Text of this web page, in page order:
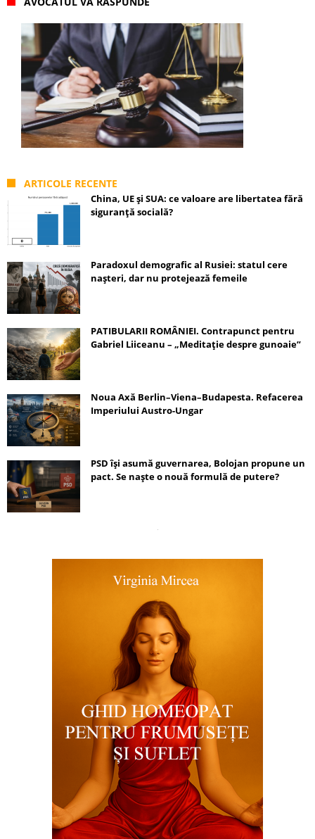
ARTICOLE RECENTE
China, UE și SUA: ce valoare are libertatea fără
siguranță socială?
Paradoxul demografic al Rusiei: statul cere
nașteri, dar nu protejează femeile
PATIBULARII ROMÂNIEI. Contrapunct pentru
Gabriel Liiceanu – „Meditație despre gunoaie”
Noua Axă Berlin–Viena–Budapesta. Refacerea
Imperiului Austro-Ungar
PSD își asumă guvernarea, Bolojan propune un
pact. Se naște o nouă formulă de putere?